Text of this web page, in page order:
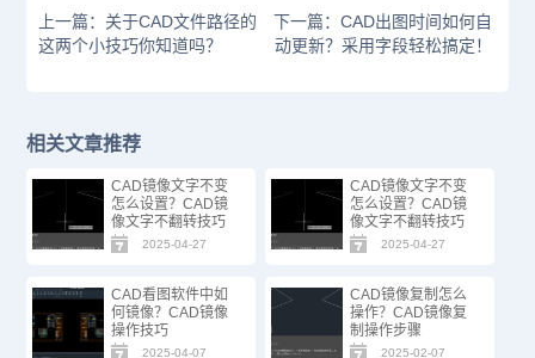
上一篇：关于CAD文件路径的
这两个小技巧你知道吗？
下一篇：CAD出图时间如何自
动更新？采用字段轻松搞定！
相关文章推荐
CAD镜像文字不变
怎么设置？CAD镜
像文字不翻转技巧
2025-04-27
CAD镜像文字不变
怎么设置？CAD镜
像文字不翻转技巧
2025-04-27
CAD看图软件中如
何镜像？CAD镜像
操作技巧
2025-04-07
CAD镜像复制怎么
操作？CAD镜像复
制操作步骤
2025-02-07